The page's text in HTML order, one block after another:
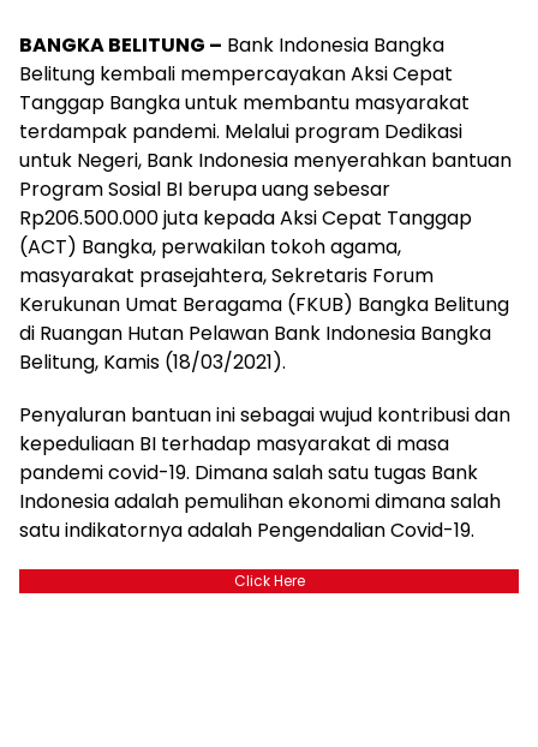
BANGKA BELITUNG – Bank Indonesia Bangka
Belitung kembali mempercayakan Aksi Cepat
Tanggap Bangka untuk membantu masyarakat
terdampak pandemi. Melalui program Dedikasi
untuk Negeri, Bank Indonesia menyerahkan bantuan
Program Sosial BI berupa uang sebesar
Rp206.500.000 juta kepada Aksi Cepat Tanggap
(ACT) Bangka, perwakilan tokoh agama,
masyarakat prasejahtera, Sekretaris Forum
Kerukunan Umat Beragama (FKUB) Bangka Belitung
di Ruangan Hutan Pelawan Bank Indonesia Bangka
Belitung, Kamis (18/03/2021).
Penyaluran bantuan ini sebagai wujud kontribusi dan
kepeduliaan BI terhadap masyarakat di masa
pandemi covid-19. Dimana salah satu tugas Bank
Indonesia adalah pemulihan ekonomi dimana salah
satu indikatornya adalah Pengendalian Covid-19.
Click Here